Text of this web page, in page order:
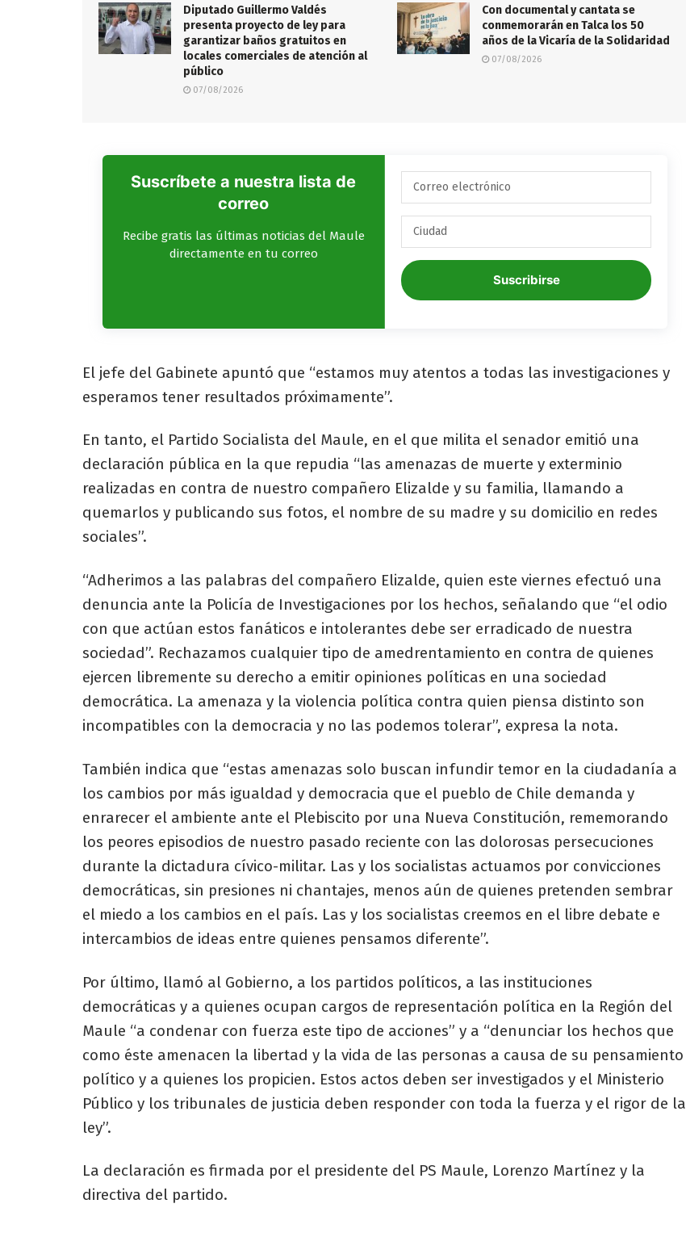
Diputado Guillermo Valdés
presenta proyecto de ley para
garantizar baños gratuitos en
locales comerciales de atención al
público
07/08/2026
Con documental y cantata se
conmemorarán en Talca los 50
años de la Vicaría de la Solidaridad
07/08/2026
Suscríbete a nuestra lista de
correo
Recibe gratis las últimas noticias del Maule
directamente en tu correo
Suscribirse
El jefe del Gabinete apuntó que “estamos muy atentos a todas las investigaciones y
esperamos tener resultados próximamente”.
En tanto, el Partido Socialista del Maule, en el que milita el senador emitió una
declaración pública en la que repudia “las amenazas de muerte y exterminio
realizadas en contra de nuestro compañero Elizalde y su familia, llamando a
quemarlos y publicando sus fotos, el nombre de su madre y su domicilio en redes
sociales”.
“Adherimos a las palabras del compañero Elizalde, quien este viernes efectuó una
denuncia ante la Policía de Investigaciones por los hechos, señalando que “el odio
con que actúan estos fanáticos e intolerantes debe ser erradicado de nuestra
sociedad”. Rechazamos cualquier tipo de amedrentamiento en contra de quienes
ejercen libremente su derecho a emitir opiniones políticas en una sociedad
democrática. La amenaza y la violencia política contra quien piensa distinto son
incompatibles con la democracia y no las podemos tolerar”, expresa la nota.
También indica que “estas amenazas solo buscan infundir temor en la ciudadanía a
los cambios por más igualdad y democracia que el pueblo de Chile demanda y
enrarecer el ambiente ante el Plebiscito por una Nueva Constitución, rememorando
los peores episodios de nuestro pasado reciente con las dolorosas persecuciones
durante la dictadura cívico-militar. Las y los socialistas actuamos por convicciones
democráticas, sin presiones ni chantajes, menos aún de quienes pretenden sembrar
el miedo a los cambios en el país. Las y los socialistas creemos en el libre debate e
intercambios de ideas entre quienes pensamos diferente”.
Por último, llamó al Gobierno, a los partidos políticos, a las instituciones
democráticas y a quienes ocupan cargos de representación política en la Región del
Maule “a condenar con fuerza este tipo de acciones” y a “denunciar los hechos que
como éste amenacen la libertad y la vida de las personas a causa de su pensamiento
político y a quienes los propicien. Estos actos deben ser investigados y el Ministerio
Público y los tribunales de justicia deben responder con toda la fuerza y el rigor de la
ley”.
La declaración es firmada por el presidente del PS Maule, Lorenzo Martínez y la
directiva del partido.